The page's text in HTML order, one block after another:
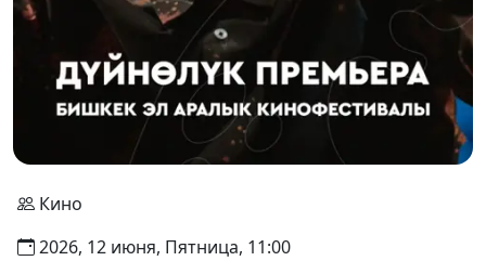
Кино
2026, 12 июня, Пятница, 11:00